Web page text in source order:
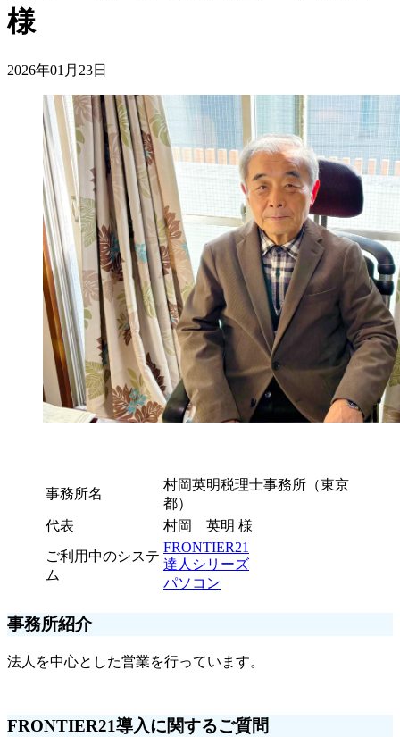
様
2026年01月23日
事務所名
村岡英明税理士事務所（東京
都）
代表
村岡 英明 様
ご利用中のシステ
ム
FRONTIER21
達人シリーズ
パソコン
事務所紹介
法人を中心とした営業を行っています。
FRONTIER21導入に関するご質問